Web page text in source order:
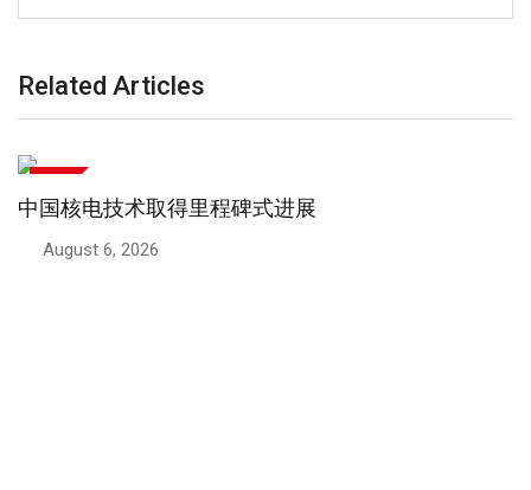
Related Articles
2026 年最安全的六款小型车有哪些？